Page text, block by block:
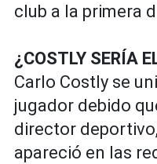
club a la primera
¿COSTLY SERÍA
Carlo Costly se
jugador debido
director
apareció en las